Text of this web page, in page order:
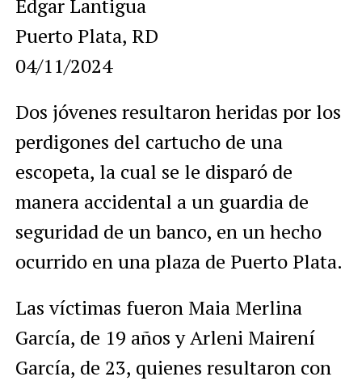
Edgar Lantigua
Puerto Plata, RD
04/11/2024
Dos jóvenes resultaron heridas por los
perdigones del cartucho de una
escopeta, la cual se le disparó de
manera accidental a un guardia de
seguridad de un banco, en un hecho
ocurrido en una plaza de Puerto Plata.
Las víctimas fueron Maia Merlina
García, de 19 años y Arleni Mairení
García, de 23, quienes resultaron con